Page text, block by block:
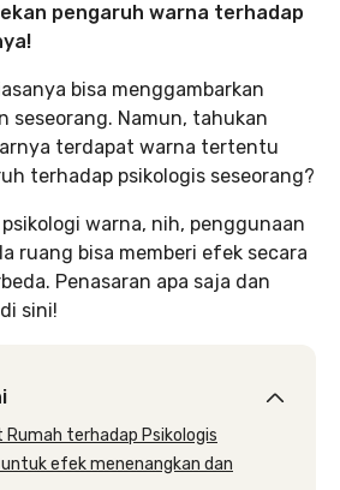
pengaruh warna terhadap
bisa menggambarkan
seseorang. Namun, tahukan
terdapat warna tertentu
terhadap psikologis seseorang?
warna, nih, penggunaan
ruang bisa memberi efek secara
Penasaran apa saja dan
sini!
Rumah terhadap Psikologis
untuk efek menenangkan dan